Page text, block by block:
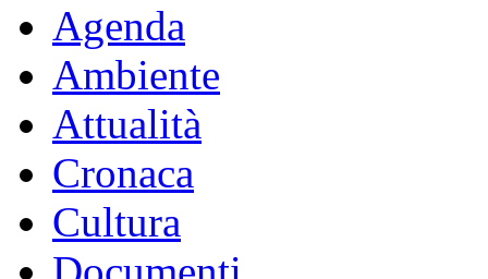
Agenda
Ambiente
Attualità
Cronaca
Cultura